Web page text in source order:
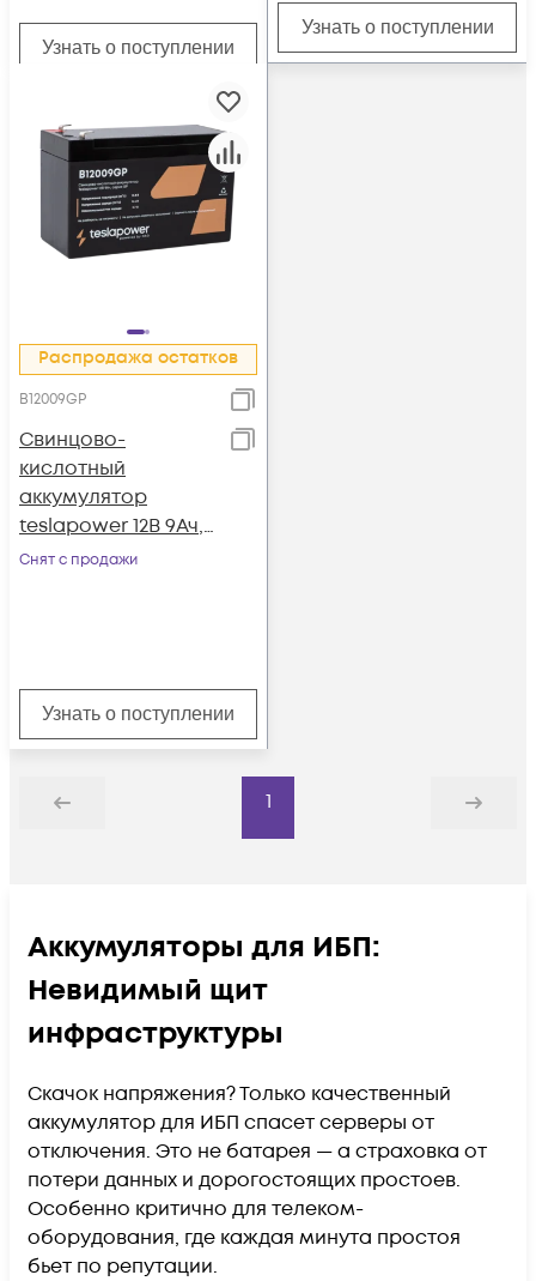
Узнать о поступлении
Узнать о поступлении
Распродажа остатков
B12009GP
Свинцово-
кислотный
аккумулятор
teslapower 12В 9Ач,
серия GP
Снят с продажи
Узнать о поступлении
Назад
1
Дальше
Аккумуляторы для ИБП:
Невидимый щит
инфраструктуры
Скачок напряжения? Только качественный
аккумулятор для ИБП спасет серверы от
отключения. Это не батарея — а страховка от
потери данных и дорогостоящих простоев.
Особенно критично для телеком-
оборудования, где каждая минута простоя
бьет по репутации.